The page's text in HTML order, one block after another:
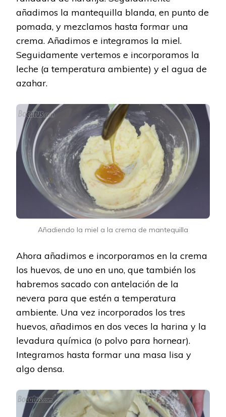
añadimos la mantequilla blanda, en punto de
pomada, y mezclamos hasta formar una
crema. Añadimos e integramos la miel.
Seguidamente vertemos e incorporamos la
leche (a temperatura ambiente) y el agua de
azahar.
Añadiendo la miel a la crema de mantequilla
Ahora añadimos e incorporamos en la crema
los huevos, de uno en uno, que también los
habremos sacado con antelación de la
nevera para que estén a temperatura
ambiente. Una vez incorporados los tres
huevos, añadimos en dos veces la harina y la
levadura química (o polvo para hornear).
Integramos hasta formar una masa lisa y
algo densa.